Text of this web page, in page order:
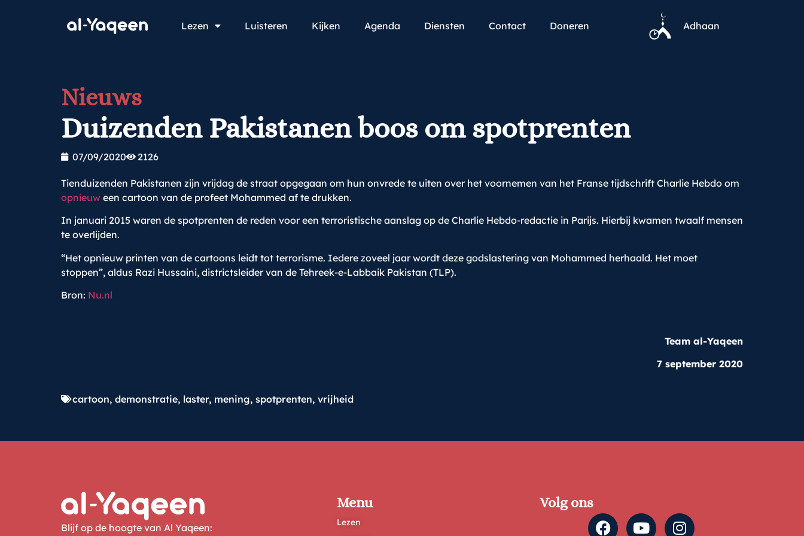
Lezen Luisteren Kijken Agenda Diensten Contact Doneren Adhaan
Nieuws
Duizenden Pakistanen boos om spotprenten
07/09/2020 2126
Tienduizenden Pakistanen zijn vrijdag de straat opgegaan om hun onvrede te uiten over het voornemen van het Franse tijdschrift Charlie Hebdo om
opnieuw een cartoon van de profeet Mohammed af te drukken.
In januari 2015 waren de spotprenten de reden voor een terroristische aanslag op de Charlie Hebdo-redactie in Parijs. Hierbij kwamen twaalf mensen
te overlijden.
“Het opnieuw printen van de cartoons leidt tot terrorisme. Iedere zoveel jaar wordt deze godslastering van Mohammed herhaald. Het moet
stoppen”, aldus Razi Hussaini, districtsleider van de Tehreek-e-Labbaik Pakistan (TLP).
Bron: Nu.nl
Team al-Yaqeen
7 september 2020
cartoon, demonstratie, laster, mening, spotprenten, vrijheid
Blijf op de hoogte van Al Yaqeen:
Menu
Lezen
Volg ons